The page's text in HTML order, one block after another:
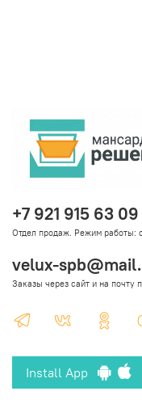
Install App
+7 921 915 63 09
Отдел продаж. Режим работы:
velux-
Заказы через сайт и на почту